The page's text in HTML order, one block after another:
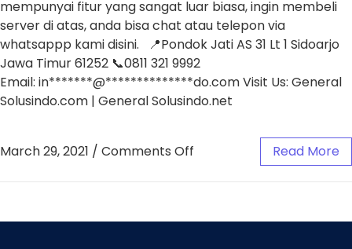
mempunyai fitur yang sangat luar biasa, ingin membeli
server di atas, anda bisa chat atau telepon via
whatsappp kami disini. 📍Pondok Jati AS 31 Lt 1 Sidoarjo
Jawa Timur 61252 📞0811 321 9992
Email: in*******@**************do.com Visit Us: General
Solusindo.com | General Solusindo.net
March 29, 2021 / Comments Off Read More